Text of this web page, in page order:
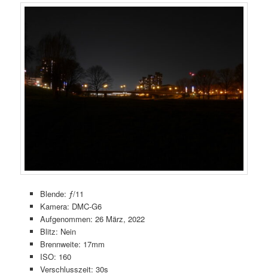
Blende: ƒ/11
Kamera: DMC-G6
Aufgenommen: 26 März, 2022
Blitz: Nein
Brennweite: 17mm
ISO: 160
Verschlusszeit: 30s